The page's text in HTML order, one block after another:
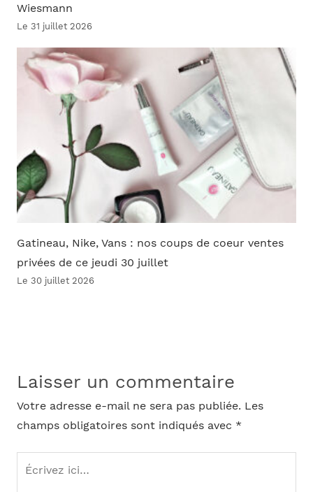
Wiesmann
Le 31 juillet 2026
Gatineau, Nike, Vans : nos coups de coeur ventes
privées de ce jeudi 30 juillet
Le 30 juillet 2026
Laisser un commentaire
Votre adresse e-mail ne sera pas publiée. Les
champs obligatoires sont indiqués avec *
Écrivez